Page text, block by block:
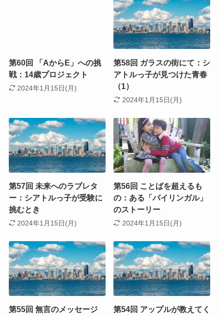
第60回 「AからE」への挑
戦：14歳プロジェクト
2024年1月15日(月)
第58回 ガラスの街にて：シ
アトルっ子が見つけた青春
（1）
2024年1月15日(月)
第57回 未来へのラブレタ
ー：シアトルっ子が受験に
挑むとき
2024年1月15日(月)
第56回 ことばを超えるも
の：ある「バイリンガル」
のストーリー
2024年1月15日(月)
第55回 無言のメッセージ
第54回 アップルが教えてく